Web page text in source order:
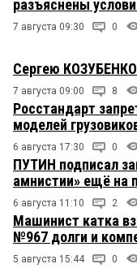
разъяснены
7 августа 09:30 0
Сергею
7 августа 09:00 8
Росстандарт
моделей
6 августа 17:30 0
ПУТИН подписал
амнистии» ещё на
6 августа 11:10 2
Машинист катка
№967 долги и
5 августа 15:44 0